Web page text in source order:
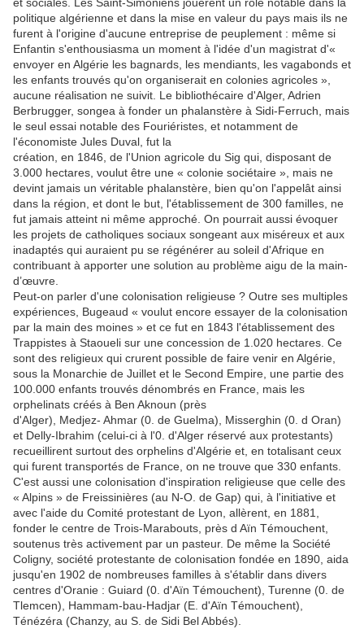
politique algérienne et dans la mise en valeur du pays mais ils ne
furent à l'origine d'aucune entreprise de peuplement : même si
Enfantin s'enthousiasma un moment à l'idée d'un magistrat d'«
envoyer en Algérie les bagnards, les mendiants, les vagabonds et
les enfants trouvés qu'on organiserait en colonies agricoles »,
aucune réalisation ne suivit. Le bibliothécaire d'Alger, Adrien
Berbrugger, songea à fonder un phalanstère à Sidi-Ferruch, mais
le seul essai notable des Fouriéristes, et notamment de
l'économiste Jules Duval, fut la
création, en 1846, de l'Union agricole du Sig qui, disposant de
3.000 hectares, voulut être une « colonie sociétaire », mais ne
devint jamais un véritable phalanstère, bien qu'on l'appelât ainsi
dans la région, et dont le but, l'établissement de 300 familles, ne
fut jamais atteint ni même approché. On pourrait aussi évoquer
les projets de catholiques sociaux songeant aux miséreux et aux
inadaptés qui auraient pu se régénérer au soleil d'Afrique en
contribuant à apporter une solution au problème aigu de la main-
d’œuvre.
Peut-on parler d'une colonisation religieuse ? Outre ses multiples
expériences, Bugeaud « voulut encore essayer de la colonisation
par la main des moines » et ce fut en 1843 l'établissement des
Trappistes à Staoueli sur une concession de 1.020 hectares. Ce
sont des religieux qui crurent possible de faire venir en Algérie,
sous la Monarchie de Juillet et le Second Empire, une partie des
100.000 enfants trouvés dénombrés en France, mais les
orphelinats créés à Ben Aknoun (près
d'Alger), Medjez- Ahmar (0. de Guelma), Misserghin (0. d Oran)
et Delly-Ibrahim (celui-ci à l'0. d'Alger réservé aux protestants)
recueillirent surtout des orphelins d'Algérie et, en totalisant ceux
qui furent transportés de France, on ne trouve que 330 enfants.
C'est aussi une colonisation d'inspiration religieuse que celle des
« Alpins » de Freissinières (au N-O. de Gap) qui, à l'initiative et
avec l'aide du Comité protestant de Lyon, allèrent, en 1881,
fonder le centre de Trois-Marabouts, près d Aïn Témouchent,
soutenus très activement par un pasteur. De même la Société
Coligny, société protestante de colonisation fondée en 1890, aida
jusqu'en 1902 de nombreuses familles à s'établir dans divers
centres d'Oranie : Guiard (0. d'Aïn Témouchent), Turenne (0. de
Tlemcen), Hammam-bau-Hadjar (E. d'Aïn Témouchent),
Ténézéra (Chanzy, au S. de Sidi Bel Abbés).